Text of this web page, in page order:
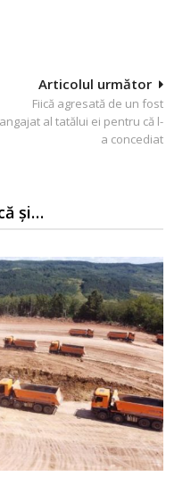
Articolul următor
Fiică agresată de un fost
angajat al tatălui ei pentru că l-
a concediat
și…